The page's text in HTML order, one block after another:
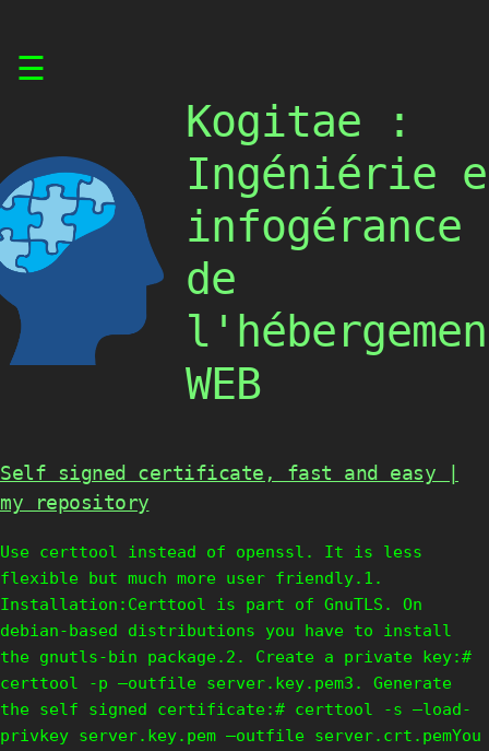
☰
Kogitae :
Ingéniérie
infogérance
de
WEB
Self signed certificate, fast and easy |
my repository
Use certtool instead of openssl. It is less
flexible but much more user friendly.1.
Installation:Certtool is part of GnuTLS. On
debian-based distributions you have to install
the gnutls-bin package.2. Create a private key:#
certtool -p –outfile server.key.pem3. Generate
the self signed certificate:# certtool -s –load-
privkey server.key.pem –outfile server.crt.pemYou